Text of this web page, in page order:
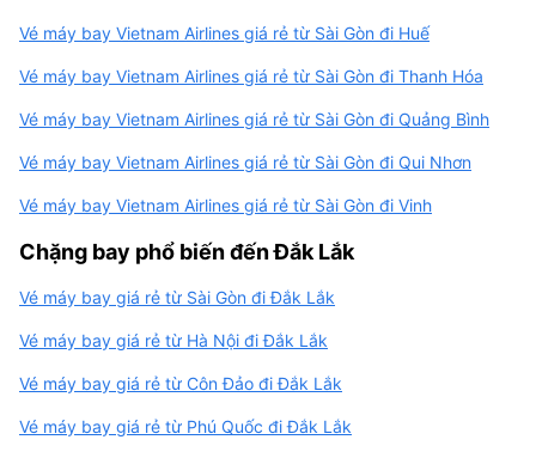
Vé máy bay Vietnam Airlines giá rẻ từ Sài Gòn đi Huế
Vé máy bay Vietnam Airlines giá rẻ từ Sài Gòn đi Thanh Hóa
Vé máy bay Vietnam Airlines giá rẻ từ Sài Gòn đi Quảng Bình
Vé máy bay Vietnam Airlines giá rẻ từ Sài Gòn đi Qui Nhơn
Vé máy bay Vietnam Airlines giá rẻ từ Sài Gòn đi Vinh
Chặng bay phổ biến đến Đắk Lắk
Vé máy bay giá rẻ từ Sài Gòn đi Đắk Lắk
Vé máy bay giá rẻ từ Hà Nội đi Đắk Lắk
Vé máy bay giá rẻ từ Côn Đảo đi Đắk Lắk
Vé máy bay giá rẻ từ Phú Quốc đi Đắk Lắk